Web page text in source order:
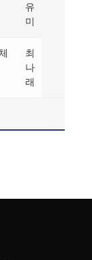
유
미
최
나
래